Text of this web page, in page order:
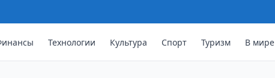
Технологии Культура Спорт Туризм В мире